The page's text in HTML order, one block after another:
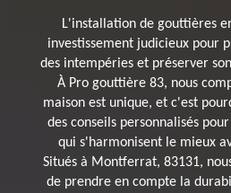
L'installation de gouttières
investissement judicieux pour
des intempéries et préserver
À Pro gouttière 83, nous
maison est unique, et c'est
des conseils personnalisés
qui s'harmonisent le mieux
Situés à Montferrat, 83131,
de prendre en compte la